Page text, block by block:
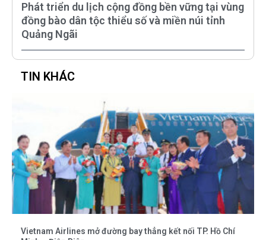
Phát triển du lịch cộng đồng bền vững tại vùng
đồng bào dân tộc thiểu số và miền núi tỉnh
Quảng Ngãi
TIN KHÁC
Vietnam Airlines mở đường bay thẳng kết nối TP. Hồ Chí